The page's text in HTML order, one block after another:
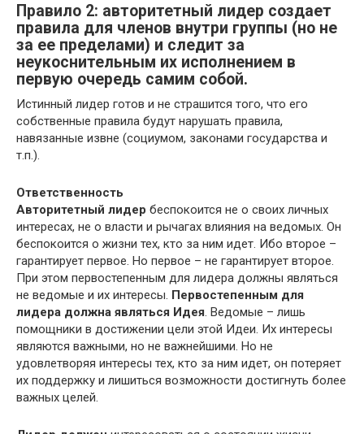
Правило 2: авторитетный лидер создает
правила для членов внутри группы (но не
за ее пределами) и следит за
неукоснительным их исполнением в
первую очередь самим собой.
Истинный лидер готов и не страшится того, что его
собственные правила будут нарушать правила,
навязанные извне (социумом, законами государства и
т.п.).
Ответственность
Авторитетный лидер беспокоится не о своих личных
интересах, не о власти и рычагах влияния на ведомых. Он
беспокоится о жизни тех, кто за ним идет. Ибо второе –
гарантирует первое. Но первое – не гарантирует второе.
При этом первостепенным для лидера должны являться
не ведомые и их интересы. Первостепенным для
лидера должна являться Идея . Ведомые – лишь
помощники в достижении цели этой Идеи. Их интересы
являются важными, но не важнейшими. Но не
удовлетворяя интересы тех, кто за ним идет, он потеряет
их поддержку и лишиться возможности достигнуть более
важных целей.